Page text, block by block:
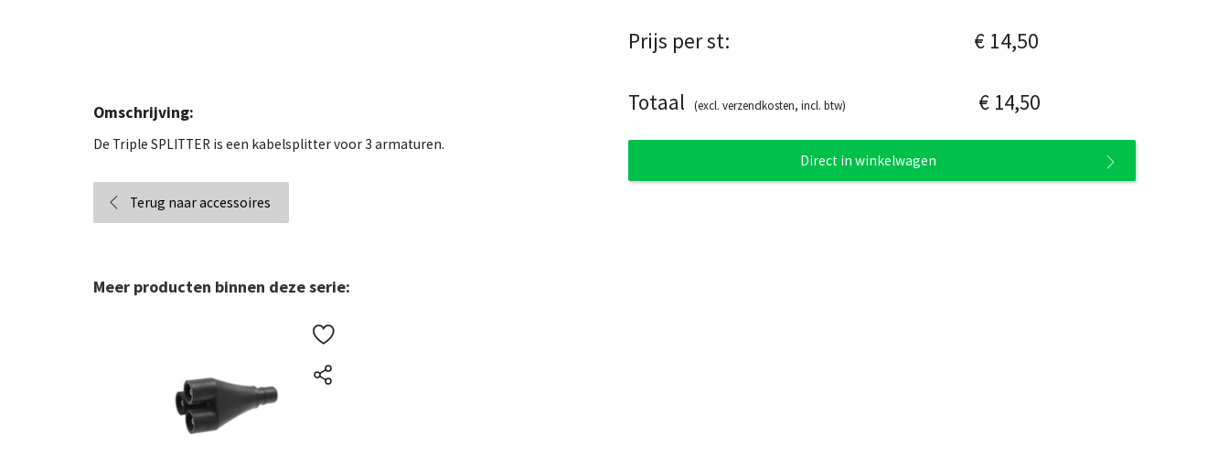
Omschrijving:
De Triple SPLITTER is een kabelsplitter voor 3 armaturen.
Terug naar accessoires
Prijs per st: € 14,50
Totaal (excl. verzendkosten, incl. btw) € 14,50
Direct in winkelwagen
Meer producten binnen deze serie: